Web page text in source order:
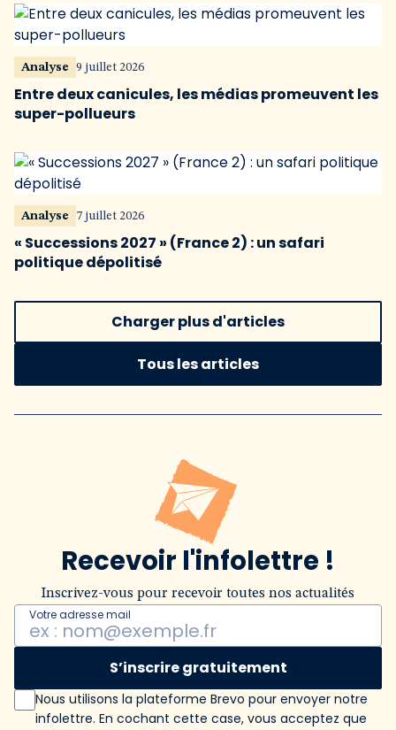
Analyse 9 juillet 2026
Entre deux canicules, les médias promeuvent les
super-pollueurs
Analyse 7 juillet 2026
« Successions 2027 » (France 2) : un safari
politique dépolitisé
Charger plus d'articles
Tous les articles
Recevoir l'infolettre !
Inscrivez-vous pour recevoir toutes nos actualités
Votre adresse mail
S’inscrire gratuitement
Nous utilisons la plateforme Brevo pour envoyer notre
infolettre. En cochant cette case, vous acceptez que